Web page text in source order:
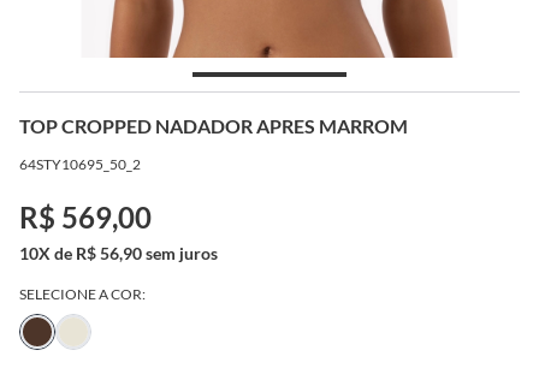
TOP CROPPED NADADOR APRES MARROM
64STY10695_50_2
R$ 569,00
10X de R$ 56,90 sem juros
SELECIONE A COR: